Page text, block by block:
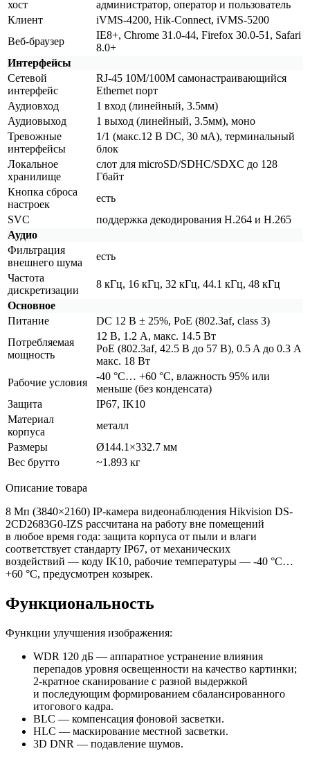
хост
администратор, оператор и пользователь
Клиент
iVMS-4200, Hik-Connect, iVMS-5200
Веб-браузер
IE8+, Chrome 31.0-44, Firefox 30.0-51, Safari
8.0+
Интерфейсы
Сетевой
интерфейс
RJ-45 10M/100M самонастраивающийся
Ethernet порт
Аудиовход
1 вход (линейный, 3.5мм)
Аудиовыход
1 выход (линейный, 3.5мм), моно
Тревожные
интерфейсы
1/1 (макс.12 В DC, 30 мА), терминальный
блок
Локальное
хранилище
слот для microSD/SDHC/SDXC до 128
Гбайт
Кнопка сброса
настроек
есть
SVC
поддержка декодирования H.264 и H.265
Аудио
Фильтрация
внешнего шума
есть
Частота
дискретизации
8 кГц, 16 кГц, 32 кГц, 44.1 кГц, 48 кГц
Основное
Питание
DC 12 В ± 25%, PoE (802.3af, class 3)
Потребляемая
мощность
12 В, 1.2 А, макс. 14.5 Вт
PoE (802.3af, 42.5 В до 57 В), 0.5 A до 0.3 A
макс. 18 Вт
Рабочие условия
-40 °C… +60 °C, влажность 95% или
меньше (без конденсата)
Защита
IP67, IK10
Материал
корпуса
металл
Размеры
Ø144.1×332.7 мм
Вес брутто
~1.893 кг
Описание товара
8 Мп (3840×2160) IP-камера видеонаблюдения Hikvision DS-
2CD2683G0-IZS рассчитана на работу вне помещений
в любое время года: защита корпуса от пыли и влаги
соответствует стандарту IP67, от механических
воздействий — коду IK10, рабочие температуры — -40 °C…
+60 °C, предусмотрен козырек.
Функциональность
Функции улучшения изображения:
WDR 120 дБ — аппаратное устранение влияния
перепадов уровня освещенности на качество картинки;
2-кратное сканирование с разной выдержкой
и последующим формированием сбалансированного
итогового кадра.
BLC — компенсация фоновой засветки.
HLC — маскирование местной засветки.
3D DNR — подавление шумов.